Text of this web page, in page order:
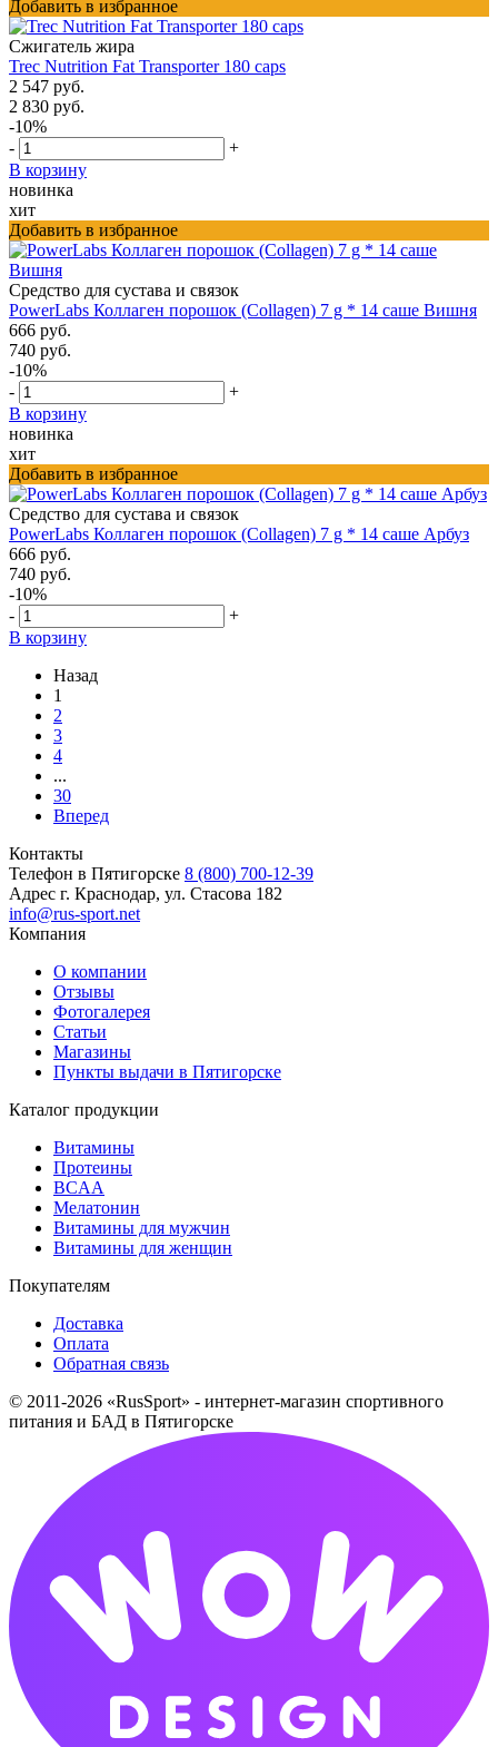
Добавить в избранное
Сжигатель жира
Trec Nutrition Fat Transporter 180 caps
2 547 руб.
2 830 руб.
-10%
-
+
В корзину
новинка
хит
Добавить в избранное
Средство для сустава и связок
PowerLabs Коллаген порошок (Collagen) 7 g * 14 саше Вишня
666 руб.
740 руб.
-10%
-
+
В корзину
новинка
хит
Добавить в избранное
Средство для сустава и связок
PowerLabs Коллаген порошок (Collagen) 7 g * 14 саше Арбуз
666 руб.
740 руб.
-10%
-
+
В корзину
Назад
1
2
3
4
...
30
Вперед
Контакты
Телефон в Пятигорске 8 (800) 700-12-39
Адрес г. Краснодар, ул. Стасова 182
info@rus-sport.net
Компания
О компании
Отзывы
Фотогалерея
Статьи
Магазины
Пункты выдачи в Пятигорске
Каталог продукции
Витамины
Протеины
BCAA
Мелатонин
Витамины для мужчин
Витамины для женщин
Покупателям
Доставка
Оплата
Обратная связь
© 2011-2026 «RusSport» - интернет-магазин спортивного
питания и БАД в Пятигорске